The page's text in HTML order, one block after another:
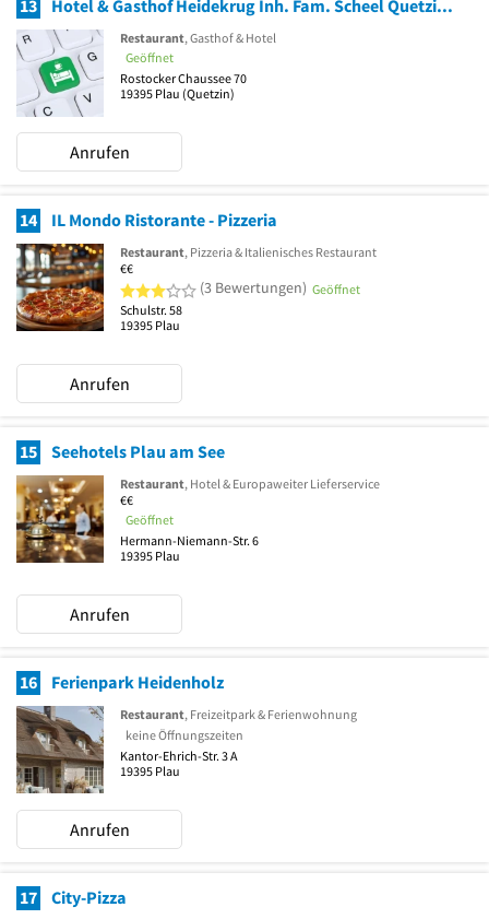
13 Hotel & Gasthof Heidekrug Inh. Fam. Scheel Quetzin Gasthof
Restaurant, Gasthof & Hotel
Geöffnet
Rostocker Chaussee 70
19395 Plau (Quetzin)
Anrufen
14 IL Mondo Ristorante - Pizzeria
Restaurant, Pizzeria & Italienisches Restaurant
€€
3 von 5 Sternen
(3 Bewertungen) Geöffnet
Schulstr. 58
19395 Plau
Anrufen
15 Seehotels Plau am See
Restaurant, Hotel & Europaweiter Lieferservice
€€
Geöffnet
Hermann-Niemann-Str. 6
19395 Plau
Anrufen
16 Ferienpark Heidenholz
Restaurant, Freizeitpark & Ferienwohnung
keine Öffnungszeiten
Kantor-Ehrich-Str. 3 A
19395 Plau
Anrufen
17 City-Pizza